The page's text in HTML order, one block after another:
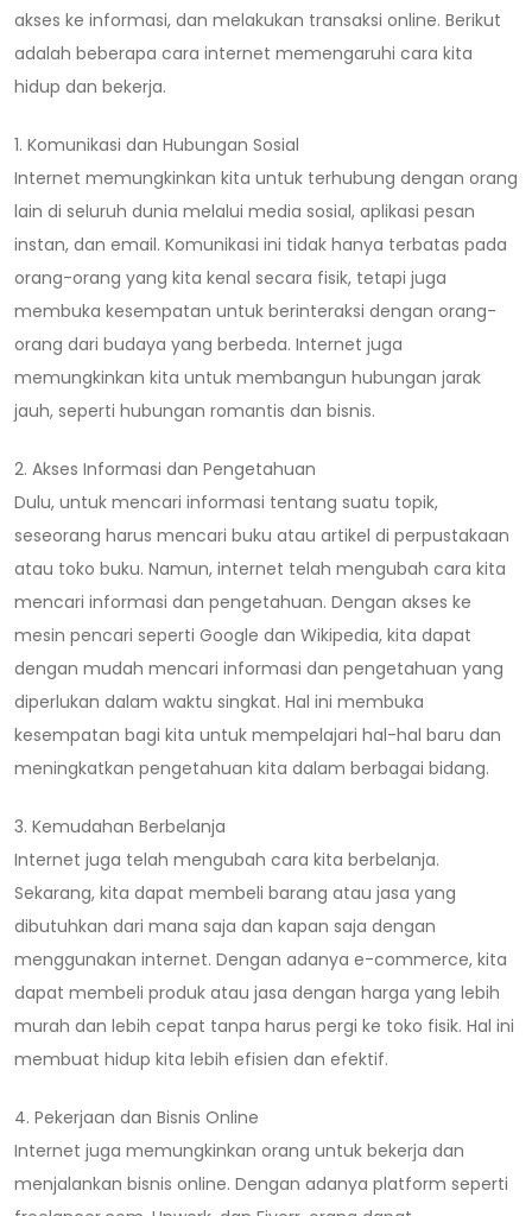
akses ke informasi, dan melakukan transaksi online. Berikut
adalah beberapa cara internet memengaruhi cara kita
hidup dan bekerja.
1. Komunikasi dan Hubungan Sosial
Internet memungkinkan kita untuk terhubung dengan orang
lain di seluruh dunia melalui media sosial, aplikasi pesan
instan, dan email. Komunikasi ini tidak hanya terbatas pada
orang-orang yang kita kenal secara fisik, tetapi juga
membuka kesempatan untuk berinteraksi dengan orang-
orang dari budaya yang berbeda. Internet juga
memungkinkan kita untuk membangun hubungan jarak
jauh, seperti hubungan romantis dan bisnis.
2. Akses Informasi dan Pengetahuan
Dulu, untuk mencari informasi tentang suatu topik,
seseorang harus mencari buku atau artikel di perpustakaan
atau toko buku. Namun, internet telah mengubah cara kita
mencari informasi dan pengetahuan. Dengan akses ke
mesin pencari seperti Google dan Wikipedia, kita dapat
dengan mudah mencari informasi dan pengetahuan yang
diperlukan dalam waktu singkat. Hal ini membuka
kesempatan bagi kita untuk mempelajari hal-hal baru dan
meningkatkan pengetahuan kita dalam berbagai bidang.
3. Kemudahan Berbelanja
Internet juga telah mengubah cara kita berbelanja.
Sekarang, kita dapat membeli barang atau jasa yang
dibutuhkan dari mana saja dan kapan saja dengan
menggunakan internet. Dengan adanya e-commerce, kita
dapat membeli produk atau jasa dengan harga yang lebih
murah dan lebih cepat tanpa harus pergi ke toko fisik. Hal ini
membuat hidup kita lebih efisien dan efektif.
4. Pekerjaan dan Bisnis Online
Internet juga memungkinkan orang untuk bekerja dan
menjalankan bisnis online. Dengan adanya platform seperti